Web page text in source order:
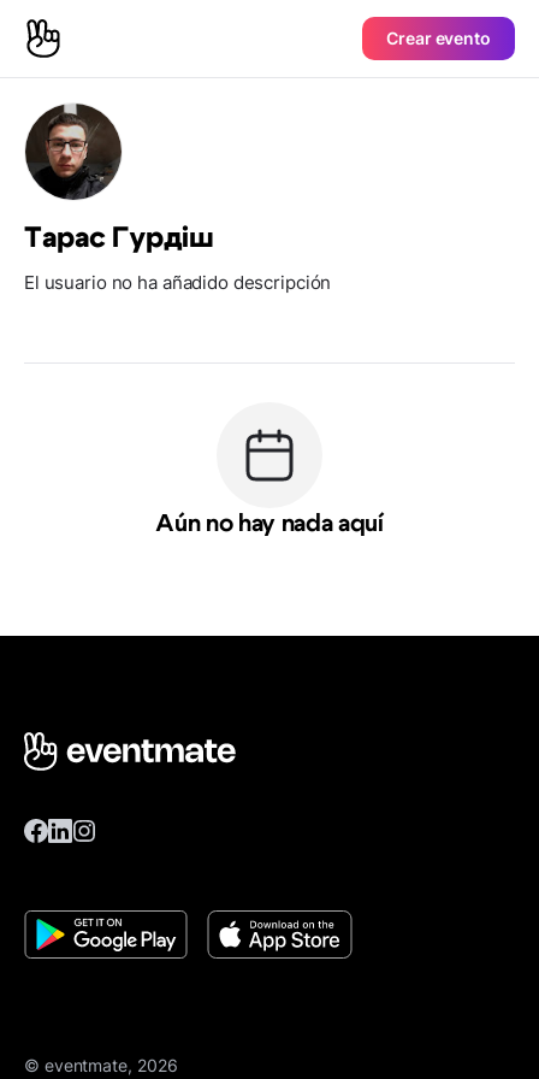
Crear evento
Тарас Гурдіш
El usuario no ha añadido descripción
Aún no hay nada aquí
© eventmate, 2026